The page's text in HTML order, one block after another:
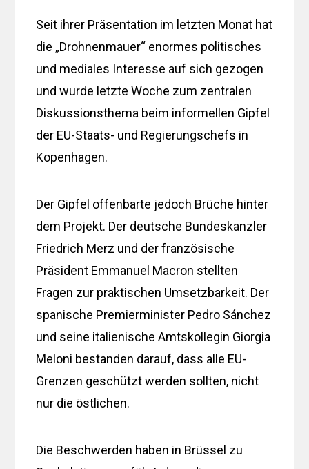
Seit ihrer Präsentation im letzten Monat hat
die „Drohnenmauer“ enormes politisches
und mediales Interesse auf sich gezogen
und wurde letzte Woche zum zentralen
Diskussionsthema beim informellen Gipfel
der EU-Staats- und Regierungschefs in
Kopenhagen.
Der Gipfel offenbarte jedoch Brüche hinter
dem Projekt. Der deutsche Bundeskanzler
Friedrich Merz und der französische
Präsident Emmanuel Macron stellten
Fragen zur praktischen Umsetzbarkeit. Der
spanische Premierminister Pedro Sánchez
und seine italienische Amtskollegin Giorgia
Meloni bestanden darauf, dass alle EU-
Grenzen geschützt werden sollten, nicht
nur die östlichen.
Die Beschwerden haben in Brüssel zu